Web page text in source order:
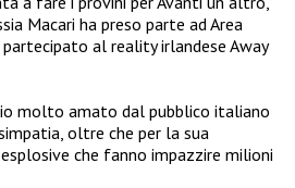
Macari ha preso parte ad Area
al reality irlandese Away
molto amato dal pubblico italiano
oltre che per la sua
che fanno impazzire milioni